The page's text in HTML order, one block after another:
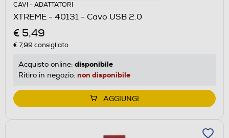
CAVI - ADATTATORI
XTREME - 40131 - Cavo USB 2.0
€ 5,49
€ 7,99 consigliato
Acquisto online: disponibile
Ritiro in negozio: non disponibile
AGGIUNGI